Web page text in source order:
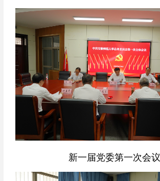
新一届党委第一次会议